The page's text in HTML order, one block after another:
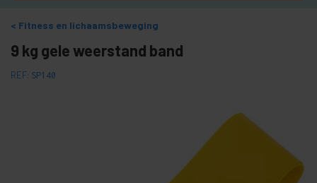
Fitness en lichaamsbeweging
9 kg gele weerstand band
REF: SP140